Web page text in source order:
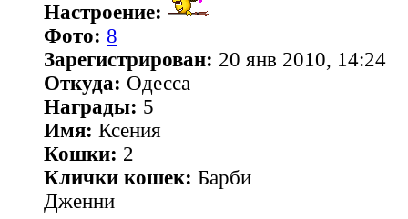
Настроение:
Фото: 8
Зарегистрирован: 20 янв 2010, 14:24
Откуда: Одесса
Награды: 5
Имя: Ксения
Кошки: 2
Клички кошек: Барби
Дженни